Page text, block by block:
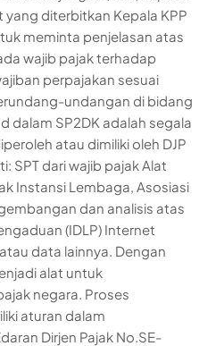
yang diterbitkan Kepala KPP
meminta penjelasan atas
wajib pajak terhadap
perpajakan sesuai
undangan di bidang
dalam SP2DK adalah segala
atau dimiliki oleh DJP
SPT dari wajib pajak Alat
Instansi Lembaga, Asosiasi
dan analisis atas
(IDLP) Internet
data lainnya. Dengan
alat untuk
negara. Proses
aturan dalam
Dirjen Pajak No.SE-